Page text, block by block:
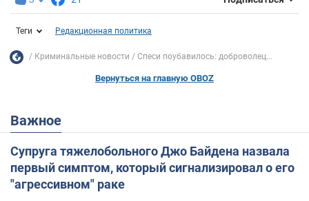
Теги Редакционная политика
Криминальные новости Спеси поубавилось: доброволец...
Вернуться на главную OBOZ
Важное
Супруга тяжелобольного Джо Байдена назвала
первый симптом, который сигнализировал о его
"агрессивном" раке